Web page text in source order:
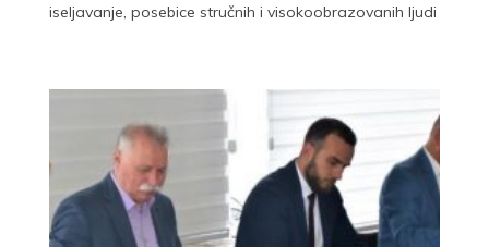
iseljavanje, posebice stručnih i visokoobrazovanih ljudi